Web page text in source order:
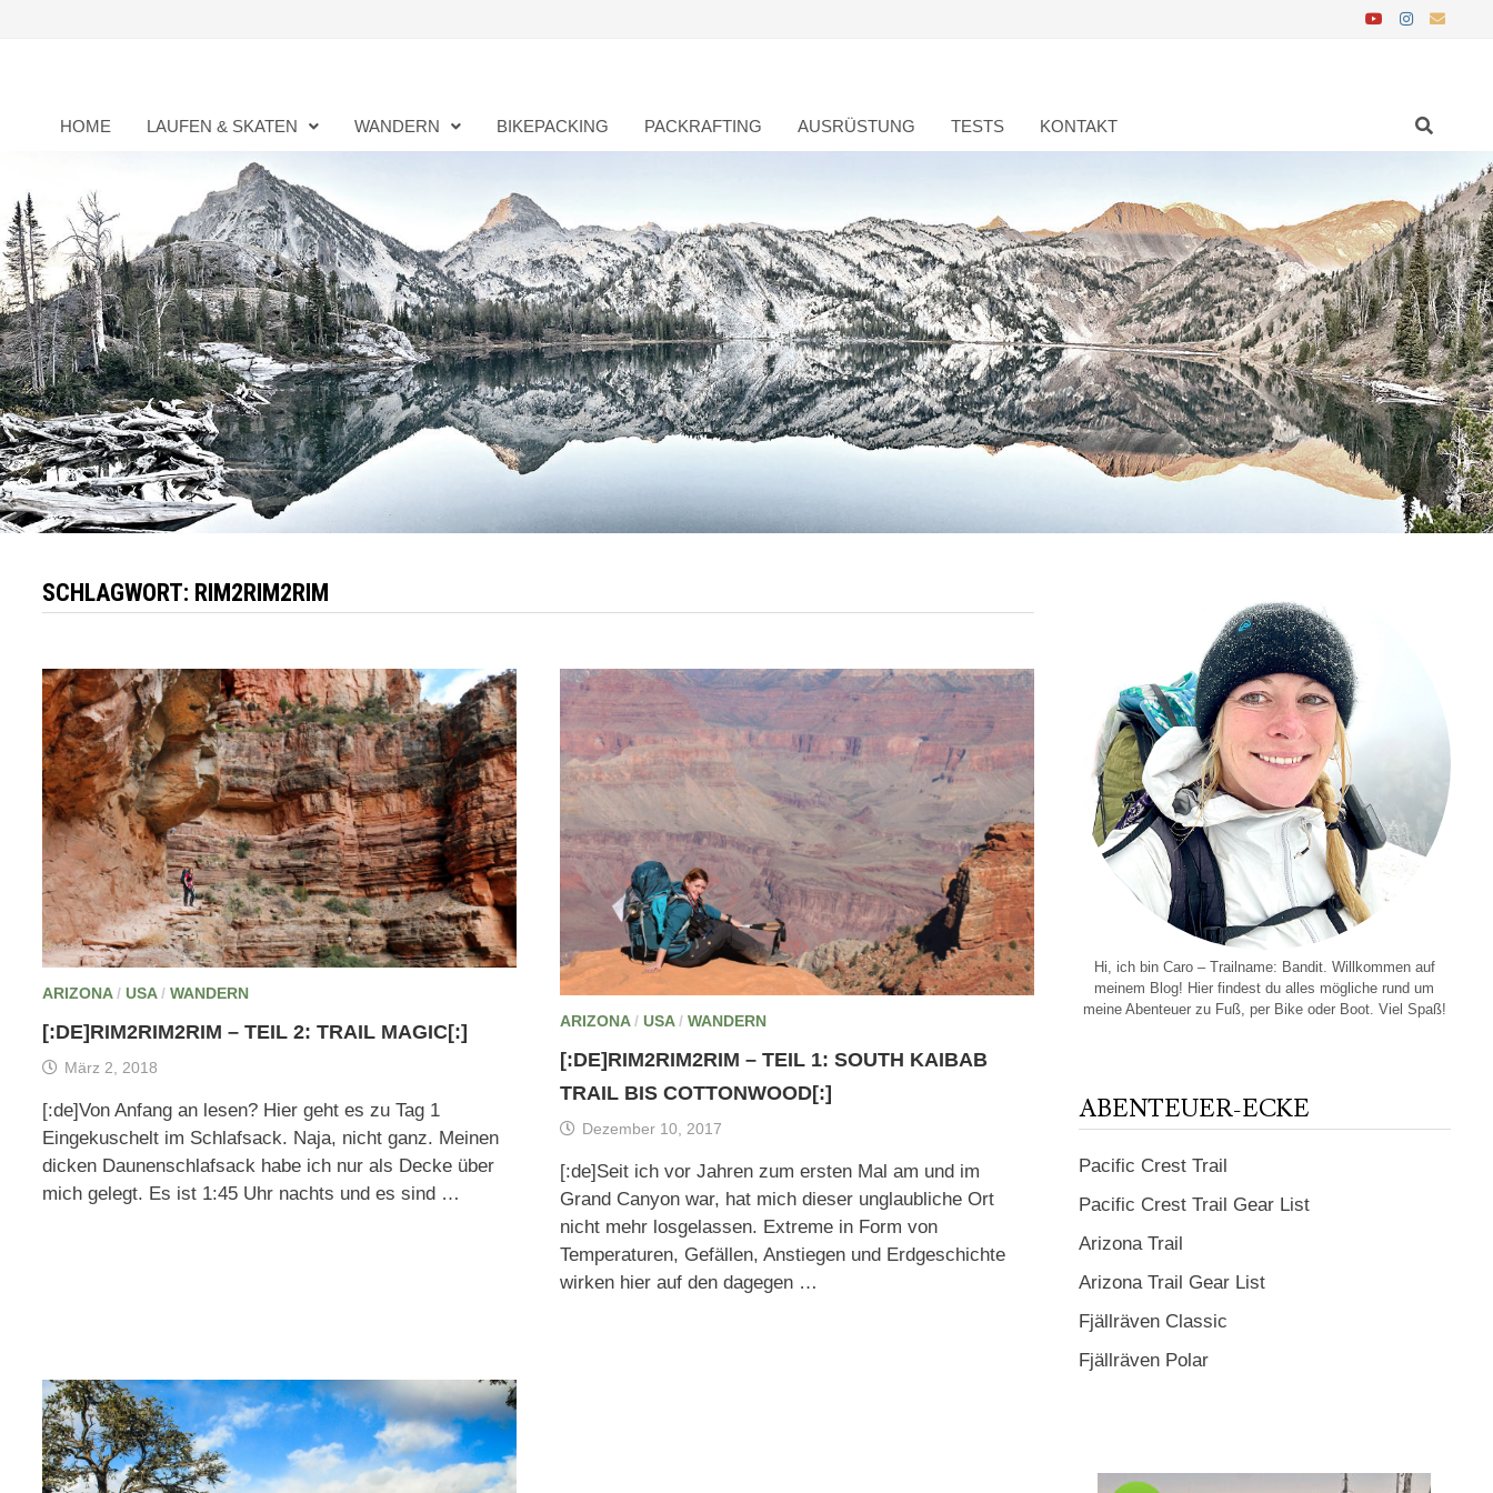
HOME LAUFEN & SKATEN WANDERN BIKEPACKING PACKRAFTING AUSRÜSTUNG TESTS KONTAKT
SCHLAGWORT: RIM2RIM2RIM
ARIZONA/USA/WANDERN
[:DE]RIM2RIM2RIM – TEIL 2: TRAIL MAGIC[:]
März 2, 2018
[:de]Von Anfang an lesen? Hier geht es zu Tag 1
Eingekuschelt im Schlafsack. Naja, nicht ganz. Meinen
dicken Daunenschlafsack habe ich nur als Decke über
mich gelegt. Es ist 1:45 Uhr nachts und es sind …
ARIZONA/ USA/ WANDERN
[:DE]RIM2RIM2RIM – TEIL 1: SOUTH KAIBAB
TRAIL BIS COTTONWOOD[:]
Dezember 10, 2017
[:de]Seit ich vor Jahren zum ersten Mal am und im
Grand Canyon war, hat mich dieser unglaubliche Ort
nicht mehr losgelassen. Extreme in Form von
Temperaturen, Gefällen, Anstiegen und Erdgeschichte
wirken hier auf den dagegen …
Hi, ich bin Caro – Trailname: Bandit. Willkommen auf
meinem Blog! Hier findest du alles mögliche rund um
meine Abenteuer zu Fuß, per Bike oder Boot. Viel Spaß!
ABENTEUER-ECKE
Pacific Crest Trail
Pacific Crest Trail Gear List
Arizona Trail
Arizona Trail Gear List
Fjällräven Classic
Fjällräven Polar